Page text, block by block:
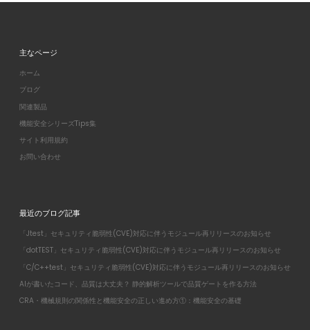
主なページ
ホーム
ブログ
関連製品
機能安全シリーズTips集
サイト利用規約
お問い合わせ
最近のブログ記事
「Jtest」セキュリティ脆弱性(CVE)対応に伴うモジュール再リリースのお知らせ
「dotTEST」セキュリティ脆弱性(CVE)対応に伴うモジュール再リリースのお知らせ
「C/C++test」セキュリティ脆弱性(CVE)対応に伴うモジュール再リリースのお知らせ
AIが書いたコード、品質は大丈夫？ 静的解析ツールで品質ゲートを作る方法
CRA・機械規則の関係性と機能安全の正しい進め方①：機能安全の基礎